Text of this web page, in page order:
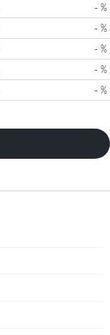
- %
- %
- %
- %
- %